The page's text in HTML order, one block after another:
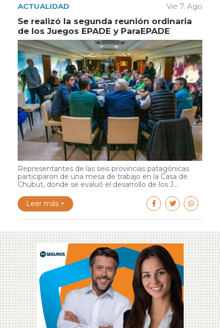
ACTUALIDAD Vie 7. Ago
Se realizó la segunda reunión ordinaria
de los Juegos EPADE y ParaEPADE
Representantes de las seis provincias patagónicas
participaron de una mesa de trabajo en la Casa de
Chubut, donde se evaluó el desarrollo de los J...
Leer más +